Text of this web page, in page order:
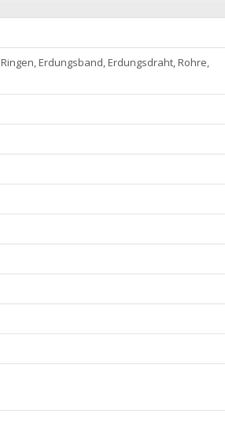
Erdungsband, Erdungsdraht, Rohre,